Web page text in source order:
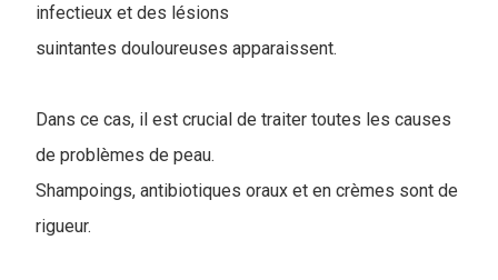
infectieux et des lésions
suintantes douloureuses apparaissent.
Dans ce cas, il est crucial de traiter toutes les causes
de problèmes de peau.
Shampoings, antibiotiques oraux et en crèmes sont de
rigueur.